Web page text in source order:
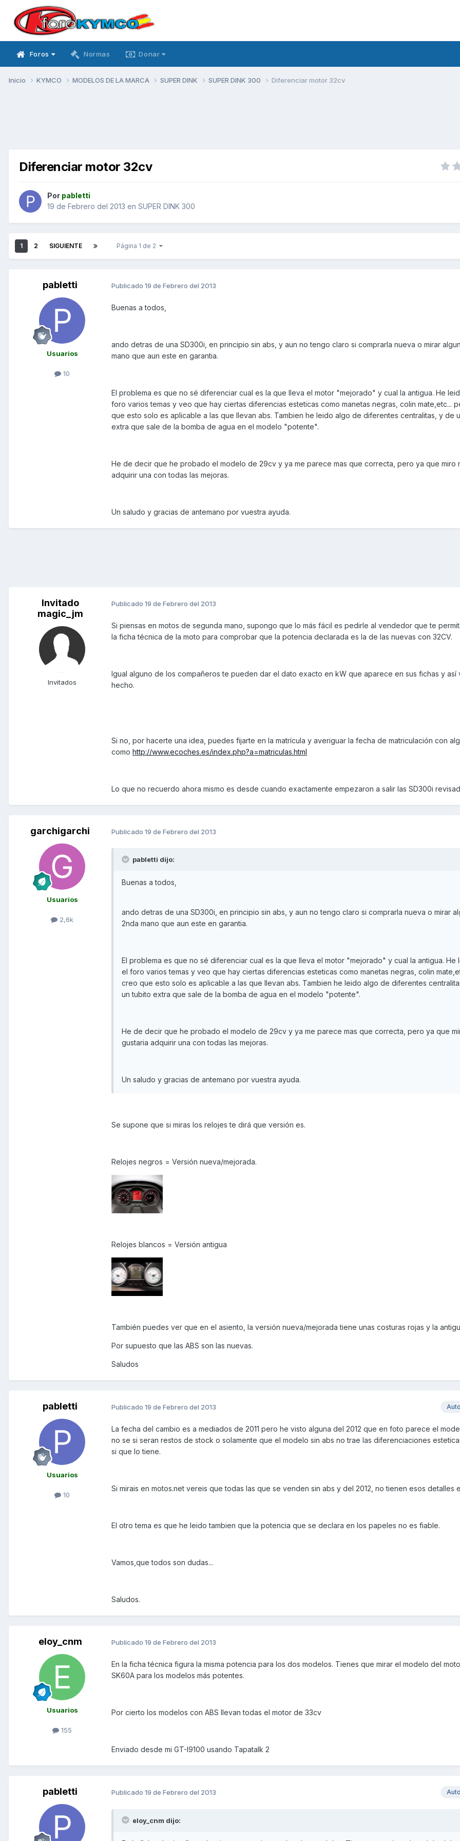
Foros Normas Donar
Inicio KYMCO MODELOS DE LA MARCA SUPER DINK SUPER DINK 300 Diferenciar motor 32cv
Diferenciar motor 32cv
Por pabletti
19 de Febrero del 2013 en SUPER DINK 300
1 2 SIGUIENTE Página 1 de 2
pabletti
Usuarios
10
Publicado 19 de Febrero del 2013
Buenas a todos,
ando detras de una SD300i, en principio sin abs, y aun no tengo claro si comprarla nueva o mirar
mano que aun este en garantia.
El problema es que no sé diferenciar cual es la que lleva el motor "mejorado" y cual la antigua. He
foro varios temas y veo que hay ciertas diferencias esteticas como manetas negras, colin mate,etc...
que esto solo es aplicable a las que llevan abs. Tambien he leido algo de diferentes centralitas, y de
extra que sale de la bomba de agua en el modelo "potente".
He de decir que he probado el modelo de 29cv y ya me parece mas que correcta, pero ya que miro
adquirir una con todas las mejoras.
Un saludo y gracias de antemano por vuestra ayuda.
Invitado
magic_jm
Invitados
Publicado 19 de Febrero del 2013
Si piensas en motos de segunda mano, supongo que lo más fácil es pedirle al vendedor que te
la ficha técnica de la moto para comprobar que la potencia declarada es la de las nuevas con 32CV.
Igual alguno de los compañeros te pueden dar el dato exacto en kW que aparece en sus fichas y así
hecho.
Si no, por hacerte una idea, puedes fijarte en la matrícula y averiguar la fecha de matriculación con
como http://www.ecoches.es/index.php?a=matriculas.html
Lo que no recuerdo ahora mismo es desde cuando exactamente empezaron a salir las SD300i
garchigarchi
Usuarios
2,6k
Publicado 19 de Febrero del 2013
pabletti dijo:
Buenas a todos,
ando detras de una SD300i, en principio sin abs, y aun no tengo claro si comprarla nueva o mirar
2nda mano que aun este en garantia.
El problema es que no sé diferenciar cual es la que lleva el motor "mejorado" y cual la antigua. He
el foro varios temas y veo que hay ciertas diferencias esteticas como manetas negras, colin
creo que esto solo es aplicable a las que llevan abs. Tambien he leido algo de diferentes
un tubito extra que sale de la bomba de agua en el modelo "potente".
He de decir que he probado el modelo de 29cv y ya me parece mas que correcta, pero ya que
gustaria adquirir una con todas las mejoras.
Un saludo y gracias de antemano por vuestra ayuda.
Se supone que si miras los relojes te dirá que versión es.
Relojes negros = Versión nueva/mejorada.
Relojes blancos = Versión antigua
También puedes ver que en el asiento, la versión nueva/mejorada tiene unas costuras rojas y la
Por supuesto que las ABS son las nuevas.
Saludos
pabletti
Usuarios
10
Publicado 19 de Febrero del 2013
La fecha del cambio es a mediados de 2011 pero he visto alguna del 2012 que en foto parece el
no se si seran restos de stock o solamente que el modelo sin abs no trae las diferenciaciones
si que lo tiene.
Si mirais en motos.net vereis que todas las que se venden sin abs y del 2012, no tienen esos detalles
El otro tema es que he leido tambien que la potencia que se declara en los papeles no es fiable.
Vamos,que todos son dudas...
Saludos.
eloy_cnm
Usuarios
155
Publicado 19 de Febrero del 2013
En la ficha técnica figura la misma potencia para los dos modelos. Tienes que mirar el modelo del
SK60A para los modelos más potentes.
Por cierto los modelos con ABS llevan todas el motor de 33cv
Enviado desde mi GT-I9100 usando Tapatalk 2
pabletti Publicado 19 de Febrero del 2013
eloy_cnm dijo: